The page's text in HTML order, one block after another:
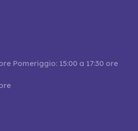
Pomeriggio: 15:00 a 17:30 ore